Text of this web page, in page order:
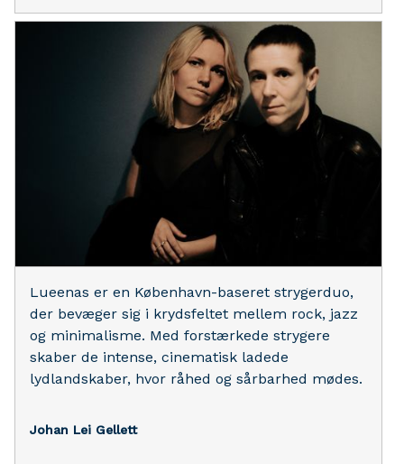
Lueenas er en København-baseret strygerduo,
der bevæger sig i krydsfeltet mellem rock, jazz
og minimalisme. Med forstærkede strygere
skaber de intense, cinematisk ladede
lydlandskaber, hvor råhed og sårbarhed mødes.
Johan Lei Gellett